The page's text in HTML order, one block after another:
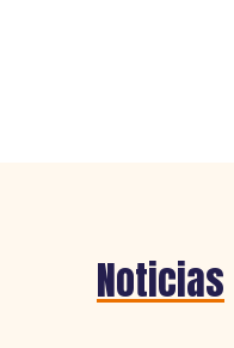
Noticias